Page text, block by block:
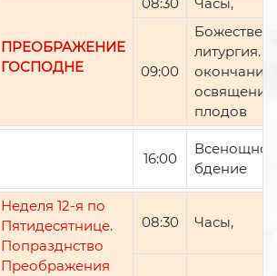
ПРЕОБРАЖЕНИЕ
ГОСПОДНЕ
08:30 Часы,
09:00
литургия.
окончании
освящение
плодов
16:00
Всенощное
бдение
Неделя 12-я по
Пятидесятнице.
Попразднство
Преображения
08:30 Часы,